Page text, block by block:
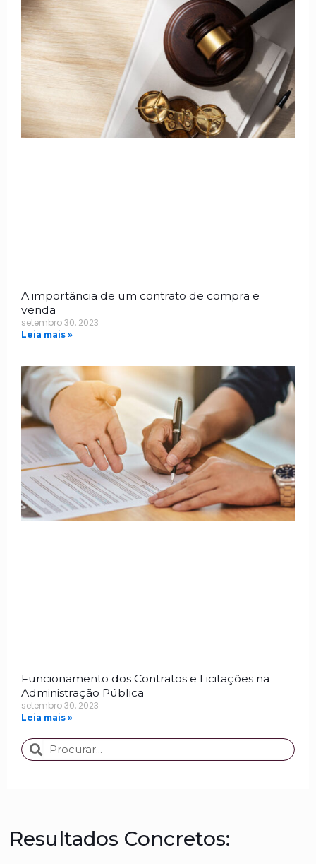
A importância de um contrato de compra e
venda
setembro 30, 2023
Leia mais »
Funcionamento dos Contratos e Licitações na
Administração Pública
setembro 30, 2023
Leia mais »
Resultados Concretos: